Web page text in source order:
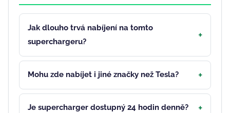
Jak dlouho trvá nabíjení na tomto
superchargeru?
Mohu zde nabíjet i jiné značky než Tesla?
Je supercharger dostupný 24 hodin denně?